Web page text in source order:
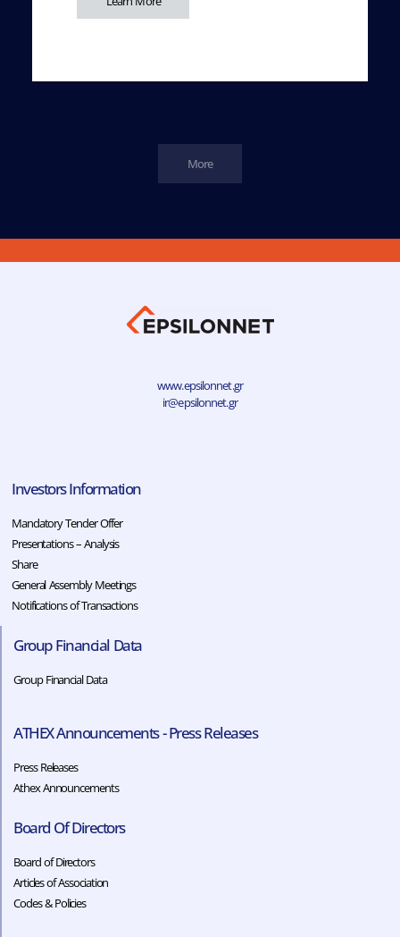
More
www.epsilonnet.gr
ir@epsilonnet.gr
Investors Information
Mandatory Tender Offer
Presentations – Analysis
Share
General Assembly Meetings
Notifications of Transactions
Group Financial Data
Group Financial Data
ATHEX Announcements - Press Releases
Press Releases
Athex Announcements
Board Of Directors
Board of Directors
Articles of Association
Codes & Policies​​